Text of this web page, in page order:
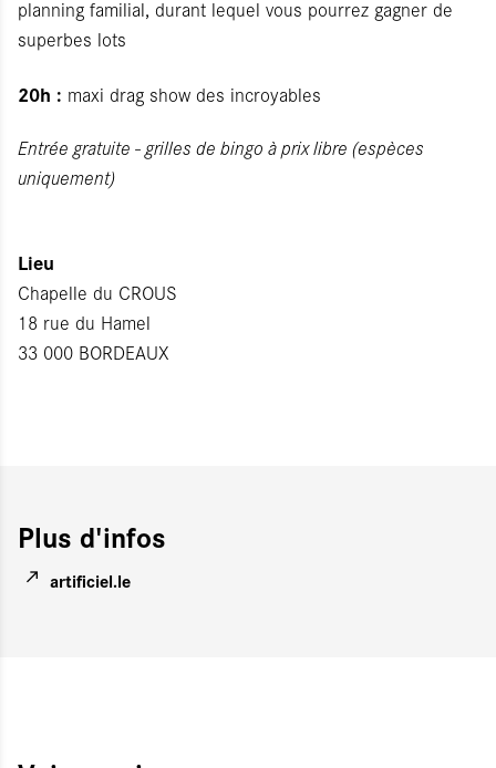
planning familial, durant lequel vous pourrez gagner de
superbes lots
20h : maxi drag show des incroyables
Entrée gratuite - grilles de bingo à prix libre (espèces
uniquement)
Lieu
Chapelle du CROUS
18 rue du Hamel
33 000 BORDEAUX
Plus d'infos
artificiel.le